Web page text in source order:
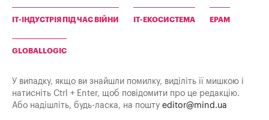
IT-ІНДУСТРІЯ ПІД ЧАС ВІЙНИ IT-ЕКОСИСТЕМА EPAM
GLOBALLOGIC
У випадку, якщо ви знайшли помилку, виділіть її мишкою і
натисніть Ctrl + Enter, щоб повідомити про це редакцію.
Або надішліть, будь-ласка, на пошту editor@mind.ua